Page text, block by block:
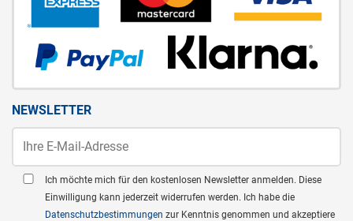
NEWSLETTER
Ich möchte mich für den kostenlosen Newsletter anmelden. Diese
Einwilligung kann jederzeit widerrufen werden. Ich habe die
Datenschutzbestimmungen zur Kenntnis genommen und akzeptiere